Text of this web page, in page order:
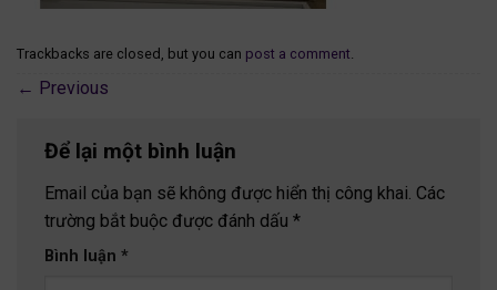
Trackbacks are closed, but you can post a comment
← Previous
Để lại một bình luận
Email của bạn sẽ không được hiển thị công khai. Các
trường bắt buộc được đánh dấu *
Bình luận *